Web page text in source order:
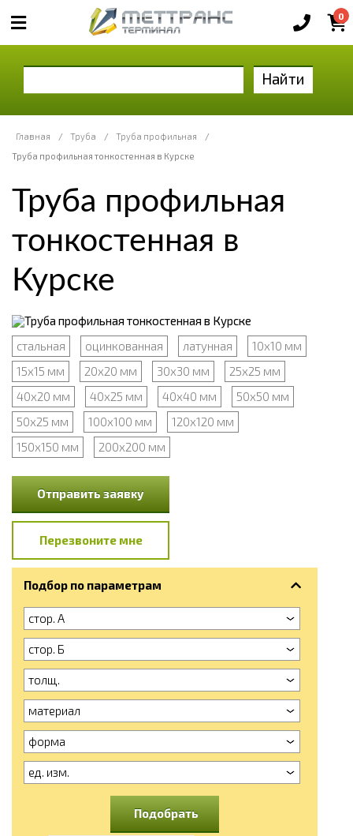
0
Найти
Главная / Труба / Труба профильная
/
Труба профильная тонкостенная в Курске
Труба профильная
тонкостенная в
Курске
стальная оцинкованная латунная
10х10 мм
15х15 мм
20х20 мм 30х30 мм
25х25 мм
40х20 мм
40х25 мм 40х40 мм
50х50 мм
50х25 мм
100х100 мм
120х120 мм
150х150 мм
200х200 мм
Отправить заявку
Перезвоните мне
Подбор по параметрам
стор. А
стор. Б
толщ.
материал
форма
ед. изм.
Подобрать